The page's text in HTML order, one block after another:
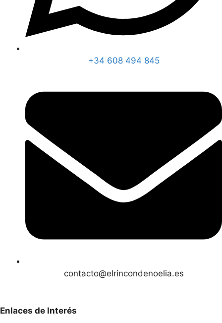
+34 608 494 845
contacto@elrincondenoelia.es
Enlaces de Interés